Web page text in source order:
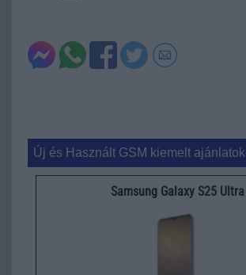
Új és Használt GSM kiemelt ajánlatok
Samsung Galaxy S25 Ultra